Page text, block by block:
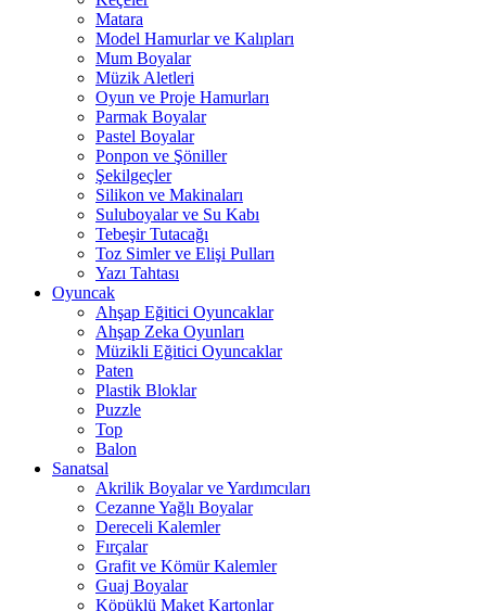
Matara
Model Hamurlar ve Kalıpları
Mum Boyalar
Müzik Aletleri
Oyun ve Proje Hamurları
Parmak Boyalar
Pastel Boyalar
Ponpon ve Şöniller
Şekilgeçler
Silikon ve Makinaları
Suluboyalar ve Su Kabı
Tebeşir Tutacağı
Toz Simler ve Elişi Pulları
Yazı Tahtası
Oyuncak
Ahşap Eğitici Oyuncaklar
Ahşap Zeka Oyunları
Müzikli Eğitici Oyuncaklar
Paten
Plastik Bloklar
Puzzle
Top
Balon
Sanatsal
Akrilik Boyalar ve Yardımcıları
Cezanne Yağlı Boyalar
Dereceli Kalemler
Fırçalar
Grafit ve Kömür Kalemler
Guaj Boyalar
Köpüklü Maket Kartonlar